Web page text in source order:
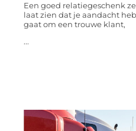
Een goed relatiegeschenk
laat zien dat je aandacht
gaat om een trouwe klant,
...